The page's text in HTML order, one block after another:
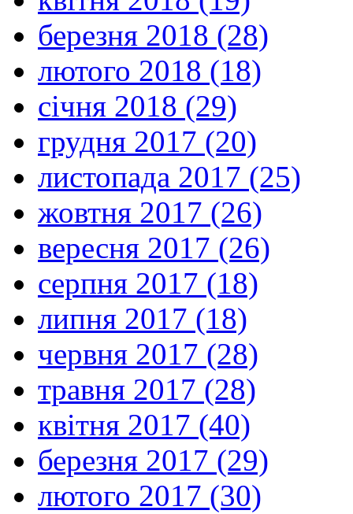
березня 2018 (28)
лютого 2018 (18)
січня 2018 (29)
грудня 2017 (20)
листопада 2017 (25)
жовтня 2017 (26)
вересня 2017 (26)
серпня 2017 (18)
липня 2017 (18)
червня 2017 (28)
травня 2017 (28)
квітня 2017 (40)
березня 2017 (29)
лютого 2017 (30)